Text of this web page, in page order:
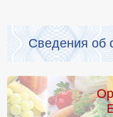
Сведения об